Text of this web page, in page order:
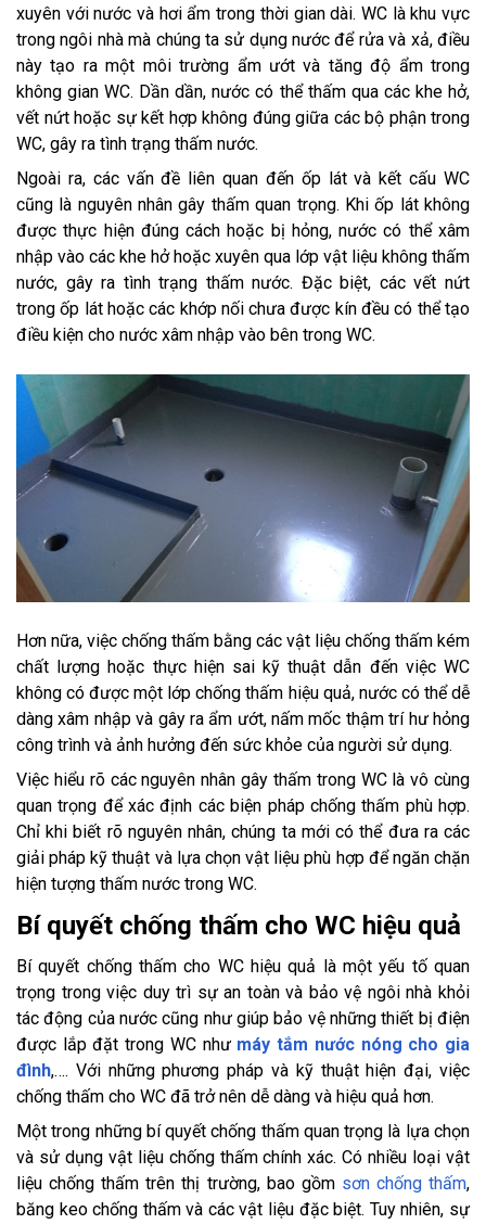
xuyên với nước và hơi ẩm trong thời gian dài. WC là khu vực
trong ngôi nhà mà chúng ta sử dụng nước để rửa và xả, điều
này tạo ra một môi trường ẩm ướt và tăng độ ẩm trong
không gian WC. Dần dần, nước có thể thấm qua các khe hở,
vết nứt hoặc sự kết hợp không đúng giữa các bộ phận trong
WC, gây ra tình trạng thấm nước.
Ngoài ra, các vấn đề liên quan đến ốp lát và kết cấu WC
cũng là nguyên nhân gây thấm quan trọng. Khi ốp lát không
được thực hiện đúng cách hoặc bị hỏng, nước có thể xâm
nhập vào các khe hở hoặc xuyên qua lớp vật liệu không thấm
nước, gây ra tình trạng thấm nước. Đặc biệt, các vết nứt
trong ốp lát hoặc các khớp nối chưa được kín đều có thể tạo
điều kiện cho nước xâm nhập vào bên trong WC.
Hơn nữa, việc chống thấm bằng các vật liệu chống thấm kém
chất lượng hoặc thực hiện sai kỹ thuật dẫn đến việc WC
không có được một lớp chống thấm hiệu quả, nước có thể dễ
dàng xâm nhập và gây ra ẩm ướt, nấm mốc thậm trí hư hỏng
công trình và ảnh hưởng đến sức khỏe của người sử dụng.
Việc hiểu rõ các nguyên nhân gây thấm trong WC là vô cùng
quan trọng để xác định các biện pháp chống thấm phù hợp.
Chỉ khi biết rõ nguyên nhân, chúng ta mới có thể đưa ra các
giải pháp kỹ thuật và lựa chọn vật liệu phù hợp để ngăn chặn
hiện tượng thấm nước trong WC.
Bí quyết chống thấm cho WC hiệu quả
Bí quyết chống thấm cho WC hiệu quả là một yếu tố quan
trọng trong việc duy trì sự an toàn và bảo vệ ngôi nhà khỏi
tác động của nước cũng như giúp bảo vệ những thiết bị điện
được lắp đặt trong WC như máy tắm nước nóng cho gia
đình,…. Với những phương pháp và kỹ thuật hiện đại, việc
chống thấm cho WC đã trở nên dễ dàng và hiệu quả hơn.
Một trong những bí quyết chống thấm quan trọng là lựa chọn
và sử dụng vật liệu chống thấm chính xác. Có nhiều loại vật
liệu chống thấm trên thị trường, bao gồm sơn chống thấm,
băng keo chống thấm và các vật liệu đặc biệt. Tuy nhiên, sự